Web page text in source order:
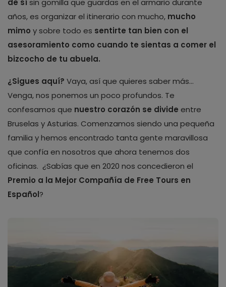
de sí sin gomilla que guardas en el armario durante
años, es organizar el itinerario con mucho, mucho
mimo y sobre todo es sentirte tan bien con el
asesoramiento como cuando te sientas a comer el
bizcocho de tu abuela.
¿Sigues aquí? Vaya, así que quieres saber más…
Venga, nos ponemos un poco profundos. Te
confesamos que nuestro corazón se divide entre
Bruselas y Asturias. Comenzamos siendo una pequeña
familia y hemos encontrado tanta gente maravillosa
que confía en nosotros que ahora tenemos dos
oficinas. ¿Sabías que en 2020 nos concedieron el
Premio a la Mejor Compañía de Free Tours en
Español?